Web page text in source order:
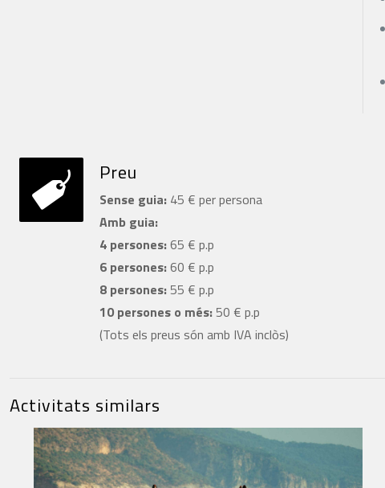
Preu
Sense guia: 45 € per persona
Amb guia:
4 persones:65 € p.p
6 persones:60 € p.p
8 persones: 55 € p.p
10 persones o més: 50 € p.p
(Tots els preus són amb IVA inclòs)
Activitats similars